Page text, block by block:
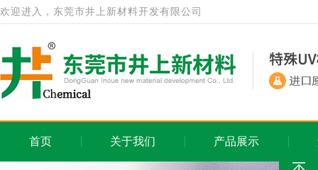
欢迎进入，东莞市井上新材料开发有限公司
首页 关于我们 产品展示